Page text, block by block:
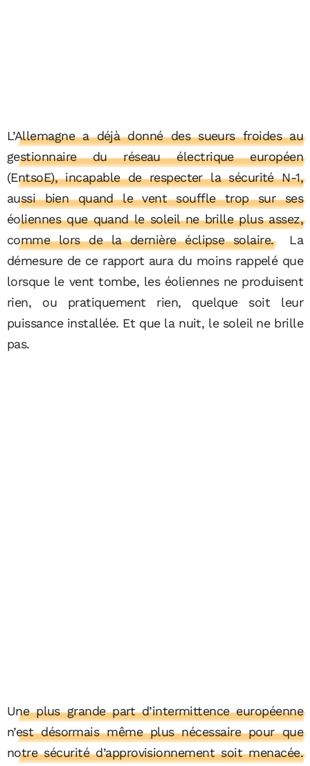
L’Allemagne a déjà donné des sueurs froides au
gestionnaire du réseau électrique européen
(EntsoE), incapable de respecter la sécurité N-1,
aussi bien quand le vent souffle trop sur ses
éoliennes que quand le soleil ne brille plus assez,
comme lors de la dernière éclipse solaire.
La
démesure de ce rapport aura du moins rappelé que
lorsque le vent tombe, les éoliennes ne produisent
rien, ou pratiquement rien, quelque soit leur
puissance installée. Et que la nuit, le soleil ne brille
pas.
Une plus grande part d’intermittence européenne
n’est désormais même plus nécessaire pour que
notre sécurité d’approvisionnement soit menacée.